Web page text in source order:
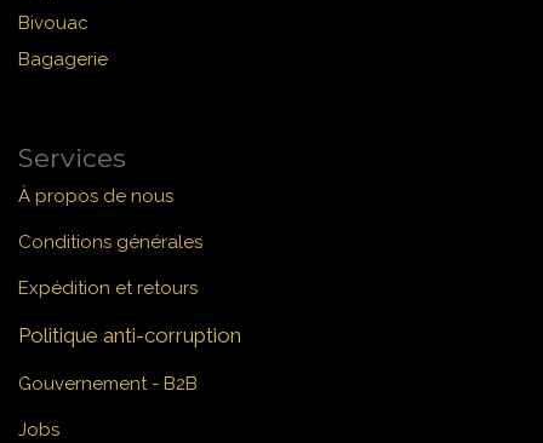
Bivouac
Bagagerie
Services
À propos de nous
Conditions générales
Expédition et retours
Politique anti-corruption
Gouvernement - B2B
Jobs